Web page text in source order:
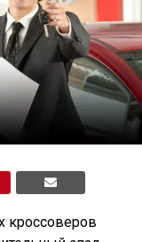
кроссоверов